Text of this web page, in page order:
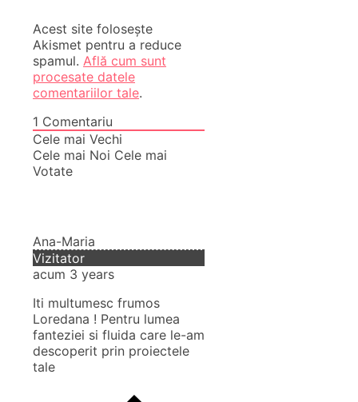
Acest site folosește
Akismet pentru a reduce
spamul. Află cum sunt
procesate datele
comentariilor tale.
1 Comentariu
Cele mai Vechi
Cele mai Noi Cele mai
Votate
Ana-Maria
Vizitator
acum 3 years
Iti multumesc frumos
Loredana ! Pentru lumea
fanteziei si fluida care le-am
descoperit prin proiectele
tale